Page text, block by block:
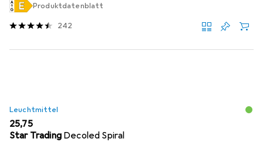
Produktdatenblatt
242
Leuchtmittel
EUR
25,75
Star Trading Decoled Spiral